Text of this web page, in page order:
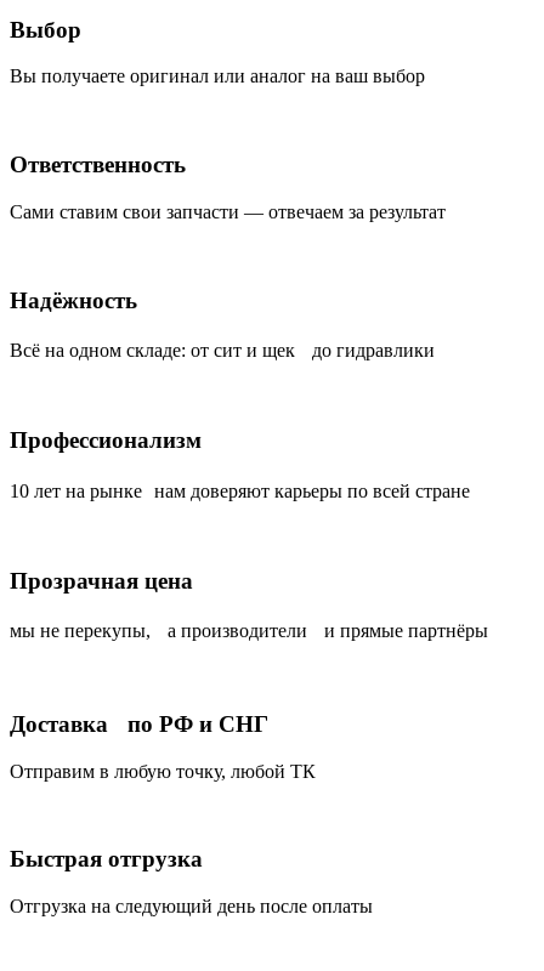
Выбор
Вы получаете оригинал или аналог на ваш выбор
Ответственность
Сами ставим свои запчасти — отвечаем за результат
Надёжность
Всё на одном складе: от сит и щек до гидравлики
Профессионализм
10 лет на рынке нам доверяют карьеры по всей стране
Прозрачная цена
мы не перекупы, а производители и прямые партнёры
Доставка по РФ и СНГ
Отправим в любую точку, любой ТК
Быстрая отгрузка
Отгрузка на следующий день после оплаты